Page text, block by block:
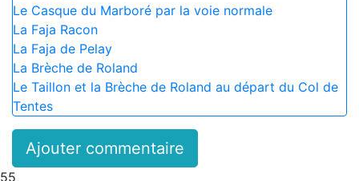
Le Casque du Marboré par la voie normale
La Faja Racon
La Faja de Pelay
La Brèche de Roland
Le Taillon et la Brèche de Roland au départ du Col de
Tentes
Ajouter commentaire
55